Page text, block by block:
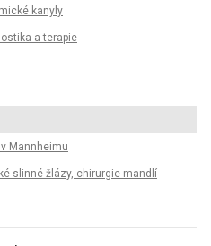
kanyly
a terapie
Mannheimu
slinné žlázy, chirurgie mandlí